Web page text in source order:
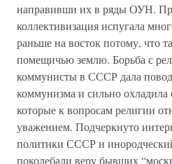
направивши их в ряды ОУН.
коллективизация испугала
раньше на восток потому, что
помещичью землю. Борьба с
коммунисты в СССР дала
коммунизма и сильно
которые к вопросам религии
уважением. Подчеркнуто
политики СССР и
поколебали веру бывших